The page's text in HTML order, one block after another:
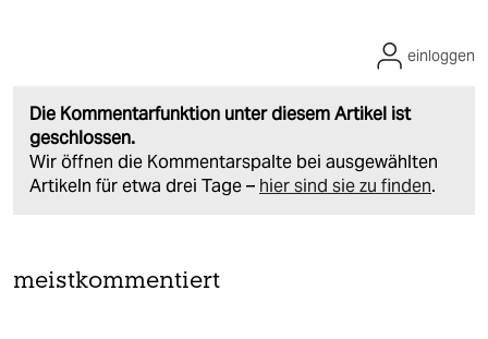
Die Kommentarfunktion unter diesem Artikel ist
geschlossen.
Wir öffnen die Kommentarspalte bei ausgewählten
Artikeln für etwa drei Tage – hier sind sie zu finden.
einloggen
meistkommentiert